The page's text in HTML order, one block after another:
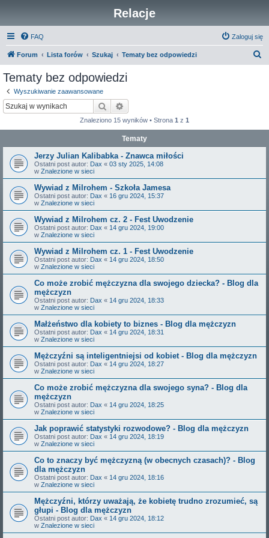
Relacje
FAQ Zaloguj się
Forum Lista forów Szukaj Tematy bez odpowiedzi
Tematy bez odpowiedzi
Wyszukiwanie zaawansowane
Szukaj
Znaleziono 15 wyników • Strona 1 z 1
Tematy
Jerzy Julian Kalibabka - Znawca miłości
Ostatni post autor: Dax « 03 sty 2025, 14:08
w Znalezione w sieci
Wywiad z Milrohem - Szkoła Jamesa
Ostatni post autor: Dax « 16 gru 2024, 15:37
w Znalezione w sieci
Wywiad z Milrohem cz. 2 - Fest Uwodzenie
Ostatni post autor: Dax « 14 gru 2024, 19:00
w Znalezione w sieci
Wywiad z Milrohem cz. 1 - Fest Uwodzenie
Ostatni post autor: Dax « 14 gru 2024, 18:50
w Znalezione w sieci
Co może zrobić mężczyzna dla swojego dziecka? - Blog dla
mężczyzn
Ostatni post autor: Dax « 14 gru 2024, 18:33
w Znalezione w sieci
Małżeństwo dla kobiety to biznes - Blog dla mężczyzn
Ostatni post autor: Dax « 14 gru 2024, 18:31
w Znalezione w sieci
Mężczyźni są inteligentniejsi od kobiet - Blog dla mężczyzn
Ostatni post autor: Dax « 14 gru 2024, 18:27
w Znalezione w sieci
Co może zrobić mężczyzna dla swojego syna? - Blog dla
mężczyzn
Ostatni post autor: Dax « 14 gru 2024, 18:25
w Znalezione w sieci
Jak poprawić statystyki rozwodowe? - Blog dla mężczyzn
Ostatni post autor: Dax « 14 gru 2024, 18:19
w Znalezione w sieci
Co to znaczy być mężczyzną (w obecnych czasach)? - Blog
dla mężczyzn
Ostatni post autor: Dax « 14 gru 2024, 18:16
w Znalezione w sieci
Mężczyźni, którzy uważają, że kobietę trudno zrozumieć, są
głupi - Blog dla mężczyzn
Ostatni post autor: Dax « 14 gru 2024, 18:12
w Znalezione w sieci